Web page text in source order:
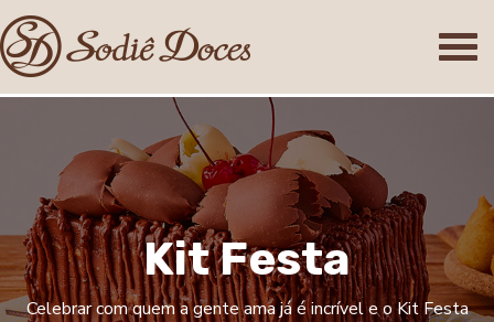
KitFesta
Celebrar com quem a gente ama já é incrível e o Kit Festa